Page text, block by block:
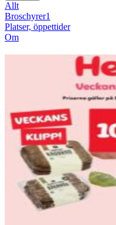
Allt
Broschyrer1
Platser, öppettider
Om